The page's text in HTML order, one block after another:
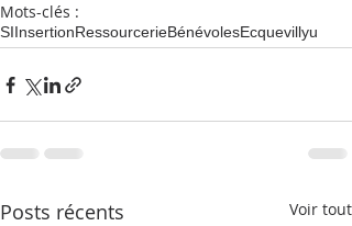
Mots-clés :
SIInsertionRessourcerieBénévolesEcquevillyu
Posts récents Voir tout